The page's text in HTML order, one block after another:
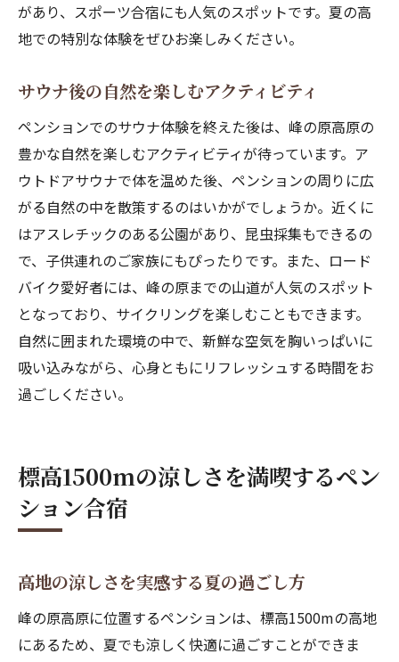
があり、スポーツ合宿にも人気のスポットです。夏の高
地での特別な体験をぜひお楽しみください。
サウナ後の自然を楽しむアクティビティ
ペンションでのサウナ体験を終えた後は、峰の原高原の
豊かな自然を楽しむアクティビティが待っています。ア
ウトドアサウナで体を温めた後、ペンションの周りに広
がる自然の中を散策するのはいかがでしょうか。近くに
はアスレチックのある公園があり、昆虫採集もできるの
で、子供連れのご家族にもぴったりです。また、ロード
バイク愛好者には、峰の原までの山道が人気のスポット
となっており、サイクリングを楽しむこともできます。
自然に囲まれた環境の中で、新鮮な空気を胸いっぱいに
吸い込みながら、心身ともにリフレッシュする時間をお
過ごしください。
標高1500mの涼しさを満喫するペン
ション合宿
高地の涼しさを実感する夏の過ごし方
峰の原高原に位置するペンションは、標高1500mの高地
にあるため、夏でも涼しく快適に過ごすことができま